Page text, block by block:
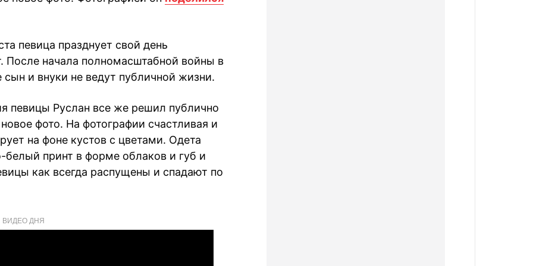
певица празднует свой день
После начала полномасштабной войны в
и внуки не ведут публичной жизни.
певицы Руслан все же решил публично
фото. На фотографии счастливая и
на фоне кустов с цветами. Одета
белый принт в форме облаков и губ и
как всегда распущены и спадают по
ВИДЕО ДНЯ